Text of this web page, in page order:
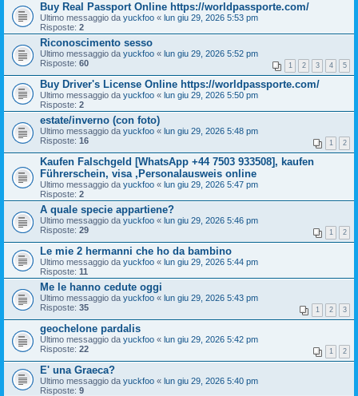
Buy Real Passport Online https://worldpassporte.com/
Ultimo messaggio da yuckfoo « lun giu 29, 2026 5:53 pm
Risposte: 2
Riconoscimento sesso
Ultimo messaggio da yuckfoo « lun giu 29, 2026 5:52 pm
Risposte: 60 1 2 3 4 5
Buy Driver's License Online https://worldpassporte.com/
Ultimo messaggio da yuckfoo « lun giu 29, 2026 5:50 pm
Risposte: 2
estate/inverno (con foto)
Ultimo messaggio da yuckfoo « lun giu 29, 2026 5:48 pm
Risposte: 16 1 2
Kaufen Falschgeld [WhatsApp +44 7503 933508], kaufen
Führerschein, visa ,Personalausweis online
Ultimo messaggio da yuckfoo « lun giu 29, 2026 5:47 pm
Risposte: 2
A quale specie appartiene?
Ultimo messaggio da yuckfoo « lun giu 29, 2026 5:46 pm
Risposte: 29 1 2
Le mie 2 hermanni che ho da bambino
Ultimo messaggio da yuckfoo « lun giu 29, 2026 5:44 pm
Risposte: 11
Me le hanno cedute oggi
Ultimo messaggio da yuckfoo « lun giu 29, 2026 5:43 pm
Risposte: 35 1 2 3
geochelone pardalis
Ultimo messaggio da yuckfoo « lun giu 29, 2026 5:42 pm
Risposte: 22 1 2
E' una Graeca?
Ultimo messaggio da yuckfoo « lun giu 29, 2026 5:40 pm
Risposte: 9